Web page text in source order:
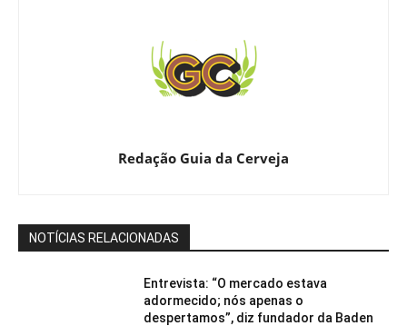
Redação Guia da Cerveja
NOTÍCIAS RELACIONADAS
Entrevista: “O mercado estava
adormecido; nós apenas o
despertamos”, diz fundador da Baden